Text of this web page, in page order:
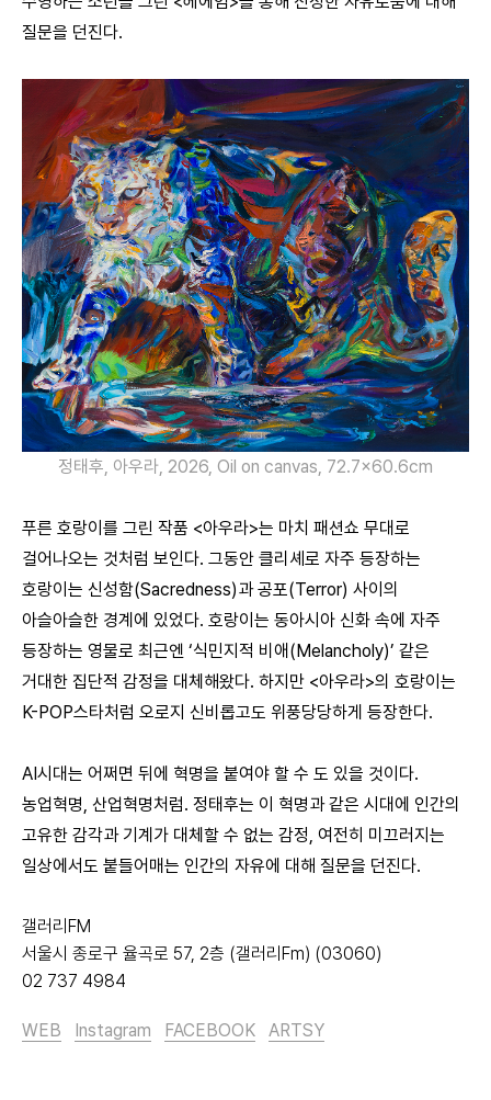
질문을 던진다.
정태후, 아우라, 2026, Oil on canvas, 72.7×60.6cm
푸른 호랑이를 그린 작품 <아우라>는 마치 패션쇼 무대로
걸어나오는 것처럼 보인다. 그동안 클리셰로 자주 등장하는
호랑이는 신성함(Sacredness)과 공포(Terror) 사이의
아슬아슬한 경계에 있었다. 호랑이는 동아시아 신화 속에 자주
등장하는 영물로 최근엔 ‘식민지적 비애(Melancholy)’ 같은
거대한 집단적 감정을 대체해왔다. 하지만 <아우라>의 호랑이는
K-POP스타처럼 오로지 신비롭고도 위풍당당하게 등장한다.
AI시대는 어쩌면 뒤에 혁명을 붙여야 할 수 도 있을 것이다.
농업혁명, 산업혁명처럼. 정태후는 이 혁명과 같은 시대에 인간의
고유한 감각과 기계가 대체할 수 없는 감정, 여전히 미끄러지는
일상에서도 붙들어매는 인간의 자유에 대해 질문을 던진다.
갤러리FM
서울시 종로구 율곡로 57, 2층 (갤러리Fm) (03060)
02 737 4984
WEB Instagram FACEBOOK ARTSY